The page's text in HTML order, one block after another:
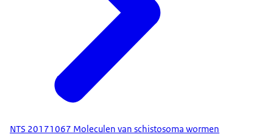
NTS 20171067 Moleculen van schistosoma wormen